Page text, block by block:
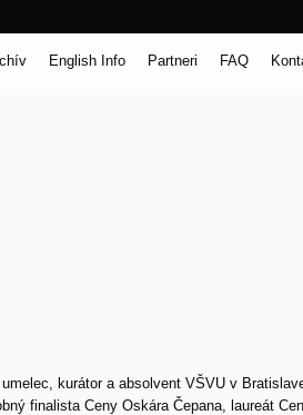
English Info Partneri FAQ
kurátor a absolvent VŠVU v
finalista Ceny Oskára Čepana, laureát